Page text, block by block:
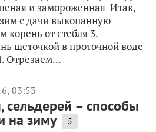
и замороженная Итак,
с дачи выкопанную
от стебля 3.
щеточкой в проточной воде
Отрезаем...
03:53
сельдерей – способы
на зиму 5